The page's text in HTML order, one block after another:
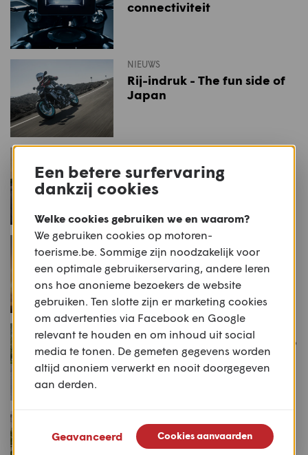
connectiviteit
NIEUWS
Rij-indruk - The fun side of
Japan
MY25: Yamaha R9
NIEUWS
MY25: Yamaha Ténéré 700
(Rally)
Net getest: Yamaha Tracer 9
GT+
Eerste rij-indruk: Yamaha
Tracer 9 GT+
Een betere surfervaring
dankzij cookies
Welke cookies gebruiken we en waarom?
We gebruiken cookies op motoren-
toerisme.be. Sommige zijn noodzakelijk voor
een optimale gebruikerservaring, andere leren
ons hoe anonieme bezoekers de website
gebruiken. Ten slotte zijn er marketing cookies
om advertenties via Facebook en Google
relevant te houden en om inhoud uit social
media te tonen. De gemeten gegevens worden
altijd anoniem verwerkt en nooit doorgegeven
aan derden.
Geavanceerd Cookies aanvaarden